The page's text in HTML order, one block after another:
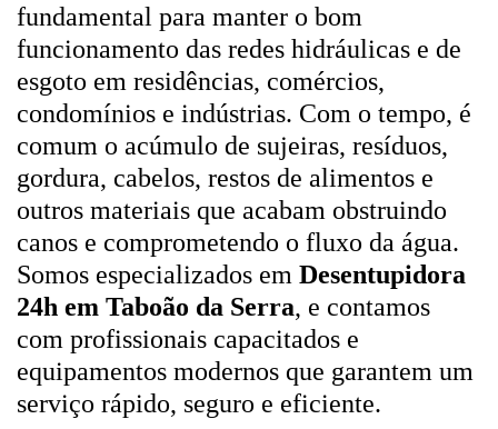
fundamental para manter o bom
funcionamento das redes hidráulicas e de
esgoto em residências, comércios,
condomínios e indústrias. Com o tempo, é
comum o acúmulo de sujeiras, resíduos,
gordura, cabelos, restos de alimentos e
outros materiais que acabam obstruindo
canos e comprometendo o fluxo da água.
Somos especializados em Desentupidora
24h em Taboão da Serra, e contamos
com profissionais capacitados e
equipamentos modernos que garantem um
serviço rápido, seguro e eficiente.